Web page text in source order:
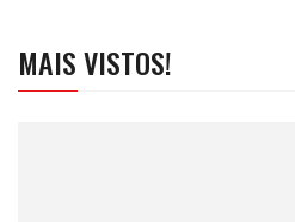
MAIS VISTOS!